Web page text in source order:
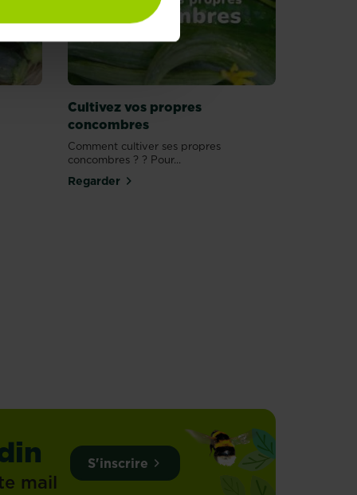
Cultivez vos propres
concombres
Comment cultiver ses propres
concombres ? ? Pour...
Regarder
mail
S'inscrire